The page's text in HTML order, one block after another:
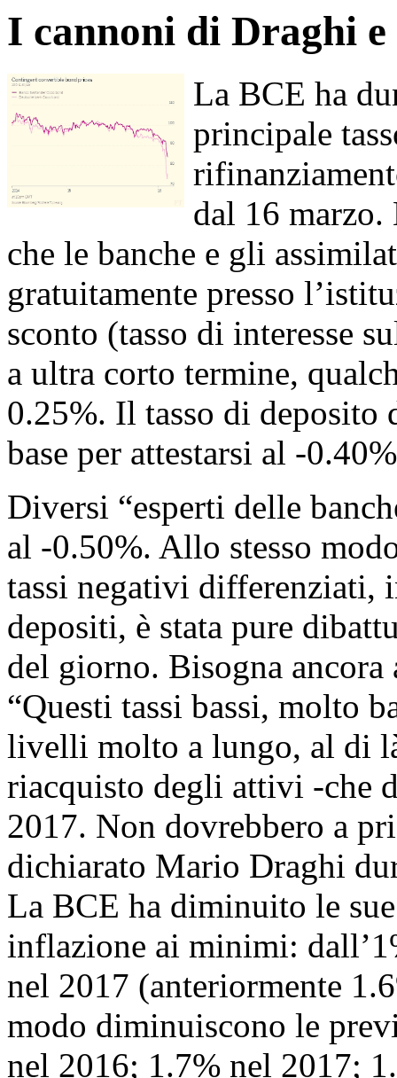
I cannoni di Draghi e
La BCE ha
principale
dal 16
che le banche e gli
gratuitamente presso
sconto (tasso di interesse
a ultra corto termine,
0.25%. Il tasso di deposito
base per attestarsi al -
Diversi “esperti delle
al -0.50%. Allo stesso
tassi negativi differenziati,
depositi, è stata pure
del giorno. Bisogna ancora
“Questi tassi bassi, molto
livelli molto a lungo, al di
riacquisto degli attivi -che
2017. Non dovrebbero a
dichiarato Mario Draghi
La BCE ha diminuito le
inflazione ai minimi:
nel 2017 (anteriormente
modo diminuiscono le
nel 2016; 1.7% nel 2017;